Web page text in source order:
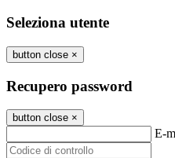
Seleziona utente
button close ×
Recupero password
button close ×
E-